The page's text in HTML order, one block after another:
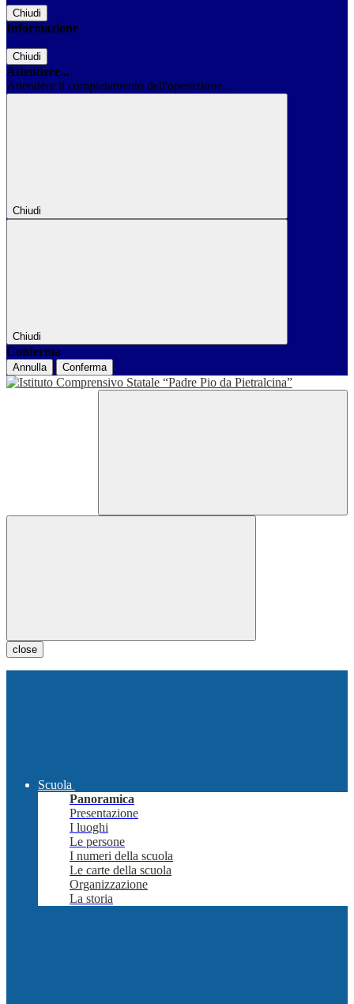
Chiudi
Informazione
Chiudi
Attendere...
Attendere il completamento dell'operazione...
Chiudi
Chiudi
Conferma
Annulla Conferma
close
Scuola
Panoramica
Presentazione
I luoghi
Le persone
I numeri della scuola
Le carte della scuola
Organizzazione
La storia